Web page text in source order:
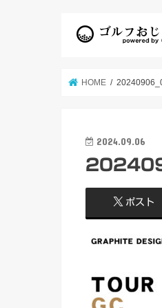
HOME
2024.09.06
ポスト